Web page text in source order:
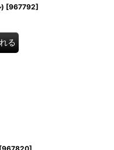
[967792]
る